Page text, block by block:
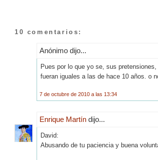
10 comentarios:
Anónimo dijo...
Pues por lo que yo se, sus
fueran iguales a las de hace 10 años. o
7 de octubre de 2010 a las 13:34
Enrique Martín dijo...
David:
Abusando de tu paciencia y buena